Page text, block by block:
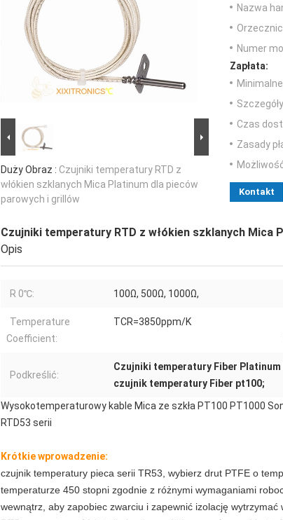
Duży Obraz : Czujniki temperatury RTD z
włókien szklanych Mica Platinum dla pieców
parowych i grillów
Nazwa
Numer
Zapłata:
Czas
Zasady
Kontakt
Czujniki temperatury RTD z włókien szklanych Mica
Opis
R 0℃: 100Ω, 500Ω, 1000Ω,
Temperature
Coefficient:
TCR=3850ppm/K
Podkreślić:
Czujniki temperatury Fiber Platinum
czujnik temperatury Fiber pt100;
Wysokotemperaturowy kable Mica ze szkła PT100 PT1000
RTD53 serii
Krótkie wprowadzenie:
czujnik temperatury pieca serii TR53, wybierz drut PTFE o
temperaturze 450 stopni zgodnie z różnymi wymaganiami
wewnątrz, aby zapobiec zwarciu i zapewnić izolację